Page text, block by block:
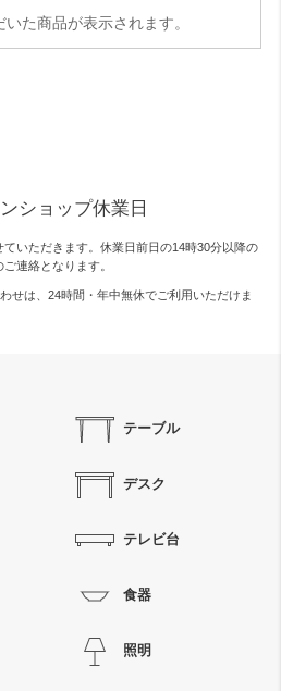
た商品が表示されます。
ショップ休業日
いただきます。休業日前日の14時30分以降の
連絡となります。
せは、 24時間・年中無休でご利用いただけま
テーブル
デスク
テレビ台
食器
照明